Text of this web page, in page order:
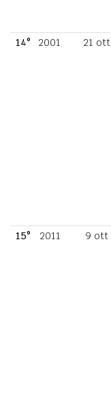
14°
2001 21 ott
15°
2011 9 ott